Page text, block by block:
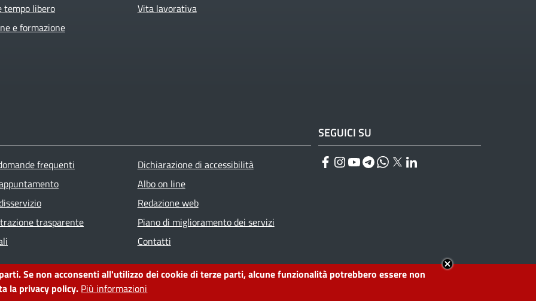
Se non acconsenti all'utilizzo dei cookie di terze parti, alcune funzionalità potrebbero essere non
la privacy policy. Più informazioni
tempo libero
e formazione
Vita lavorativa
menu
frequenti
trasparente
Dichiarazione di accessibilità
Albo on line
Redazione web
Piano di miglioramento dei servizi
Contatti
SEGUICI SU
Facebook
Instagram
YouTube
Telegram
WhatsApp
Twitter